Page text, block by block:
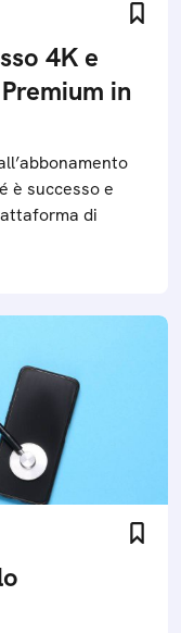
4K e
in
è successo e
di